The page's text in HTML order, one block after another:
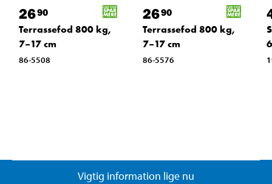
2690
Terrassefod 800 kg,
7–17 cm
86-5508
2690
Terrassefod 800 kg,
7–17 cm
86-5576
Vigtig information lige nu